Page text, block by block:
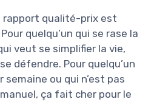
rapport qualité-prix est
Pour quelqu’un qui se rase la
veut se simplifier la vie,
défendre. Pour quelqu’un
ou qui n’est pas
ça fait cher pour le